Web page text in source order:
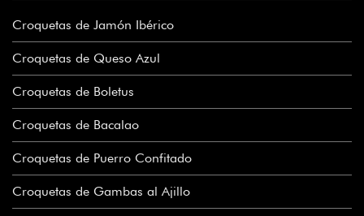
Croquetas de Jamón Ibérico
Croquetas de Queso Azul
Croquetas de Boletus
Croquetas de Bacalao
Croquetas de Puerro Confitado
Croquetas de Gambas al Ajillo